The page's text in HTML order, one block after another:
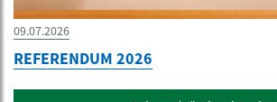
09.07.2026
REFERENDUM 2026